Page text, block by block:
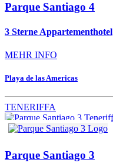
Parque Santiago 4
3 Sterne Appartementhotel
MEHR INFO
Playa de las Americas
TENERIFFA
Parque Santiago 3